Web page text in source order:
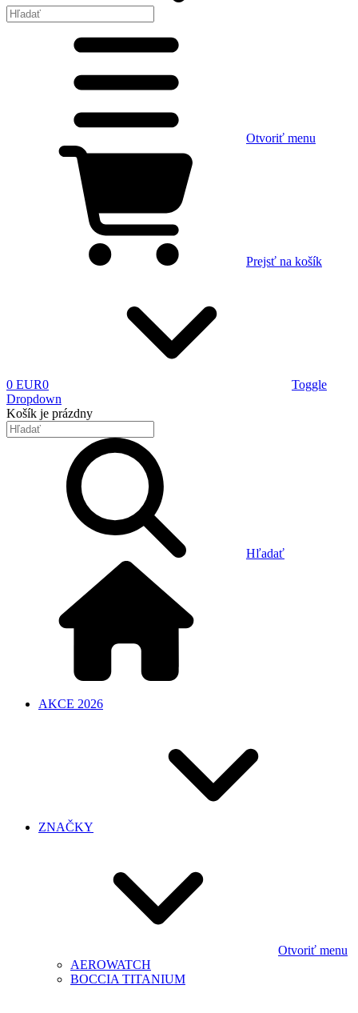
Otvoriť menu
Prejsť na košík
0 EUR0
Toggle
Dropdown
Košík je prázdny
Hľadať
AKCE 2026
ZNAČKY
Otvoriť menu
AEROWATCH
BOCCIA TITANIUM